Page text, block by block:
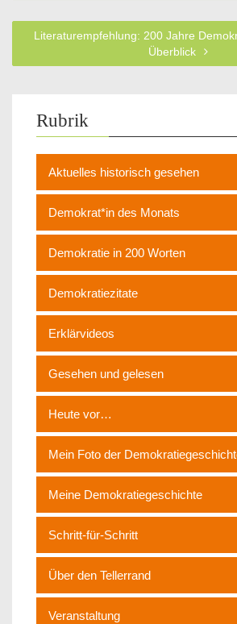
Literaturempfehlung: 200 Jahre
Überblick
Rubrik
Aktuelles historisch gesehen
Demokrat*in des Monats
Demokratie in 200 Worten
Demokratiezitate
Erklärvideos
Gesehen und gelesen
Heute vor…
Mein Foto der
Meine Demokratiegeschichte
Schritt-für-Schritt
Über den Tellerrand
Veranstaltung